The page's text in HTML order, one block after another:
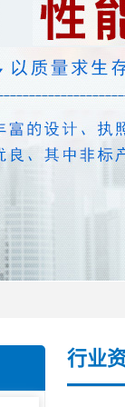
行业